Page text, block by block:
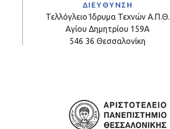
ΔΙΕΥΘΥΝΣΗ
Τελλόγλειο Ίδρυμα Τεχνών Α.Π.Θ.
Αγίου Δημητρίου 159Α
546 36 Θεσσαλονίκη